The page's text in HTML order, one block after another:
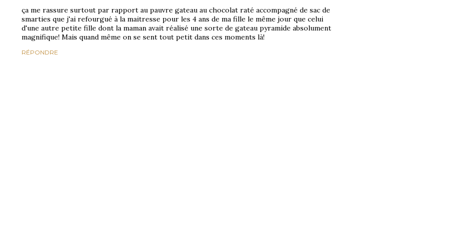
ça me rassure surtout par rapport au pauvre gateau au chocolat raté accompagné de sac de
smarties que j'ai refourgué à la maitresse pour les 4 ans de ma fille le même jour que celui
d'une autre petite fille dont la maman avait réalisé une sorte de gateau pyramide absolument
magnifique! Mais quand même on se sent tout petit dans ces moments là!
RÉPONDRE